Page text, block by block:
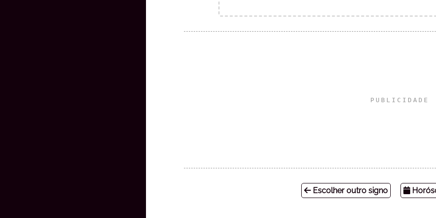
Escolher outro signo